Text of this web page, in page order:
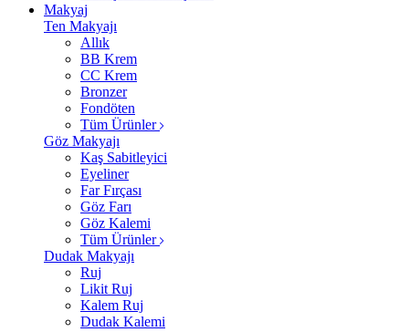
Makyaj
Ten Makyajı
Allık
BB Krem
CC Krem
Bronzer
Fondöten
Tüm Ürünler
Göz Makyajı
Kaş Sabitleyici
Eyeliner
Far Fırçası
Göz Farı
Göz Kalemi
Tüm Ürünler
Dudak Makyajı
Ruj
Likit Ruj
Kalem Ruj
Dudak Kalemi